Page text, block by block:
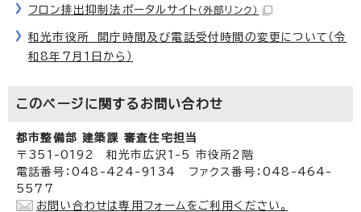
フロン排出抑制法ポータルサイト （外部リンク）
和光市役所 開庁時間及び電話受付時間の変更について（令
和8年7月1日から）
このページに関する お問い合わせ
都市整備部 建築課 審査住宅担当
〒351-0192 和光市広沢1-5 市役所2階
電話番号：048-424-9134 ファクス番号：048-464-
5577
お問い合わせは専用フォームをご利用ください。